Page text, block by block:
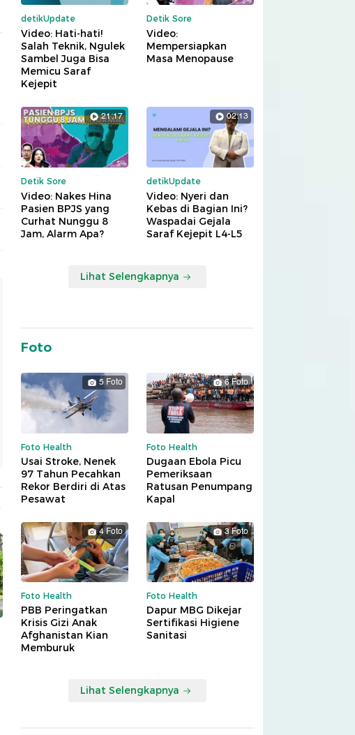
detikUpdate
Video: Hati-hati!
Salah Teknik, Ngulek
Sambel Juga Bisa
Memicu Saraf
Kejepit
Detik Sore
Video:
Mempersiapkan
Masa Menopause
21:17
Detik Sore
Video: Nakes Hina
Pasien BPJS yang
Curhat Nunggu 8
Jam, Alarm Apa?
02:13
detikUpdate
Video: Nyeri dan
Kebas di Bagian Ini?
Waspadai Gejala
Saraf Kejepit L4-L5
Lihat Selengkapnya
Foto
5 Foto
Foto Health
Usai Stroke, Nenek
97 Tahun Pecahkan
Rekor Berdiri di Atas
Pesawat
6 Foto
Foto Health
Dugaan Ebola Picu
Pemeriksaan
Ratusan Penumpang
Kapal
4 Foto
Foto Health
PBB Peringatkan
Krisis Gizi Anak
Afghanistan Kian
Memburuk
3 Foto
Foto Health
Dapur MBG Dikejar
Sertifikasi Higiene
Sanitasi
Lihat Selengkapnya